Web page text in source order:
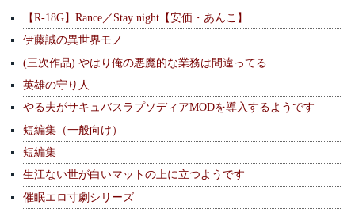
【R-18G】Rance／Stay night【安価・あんこ】
伊藤誠の異世界モノ
(三次作品) やはり俺の悪魔的な業務は間違ってる
英雄の守り人
やる夫がサキュバスラプソディアMODを導入するようです
短編集（一般向け）
短編集
生江ない世が白いマットの上に立つようです
催眠エロ寸劇シリーズ